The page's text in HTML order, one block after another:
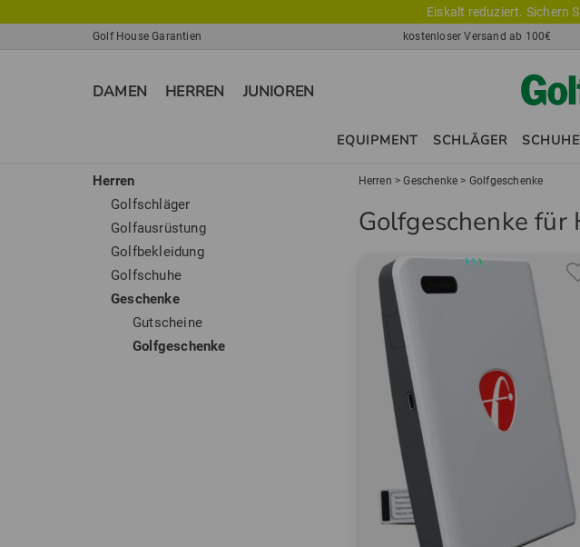
Eiskalt reduziert. Sichern
Golf House Garantien kostenloser Versand ab 100€
DAMEN HERREN JUNIOREN
EQUIPMENT SCHLÄGER SCHUHE
Herren
Golfschläger
Golfausrüstung
Golfbekleidung
Golfschuhe
Geschenke
Gutscheine
Golfgeschenke
Herren >Geschenke > Golfgeschenke
Golfgeschenke für